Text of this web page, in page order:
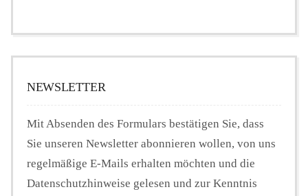
NEWSLETTER
Mit Absenden des Formulars bestätigen Sie, dass
Sie unseren Newsletter abonnieren wollen, von uns
regelmäßige E-Mails erhalten möchten und die
Datenschutzhinweise gelesen und zur Kenntnis